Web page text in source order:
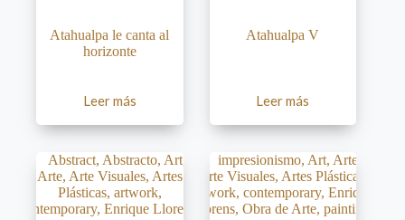
Atahualpa le canta al
horizonte
Leer más
Atahualpa V
Leer más